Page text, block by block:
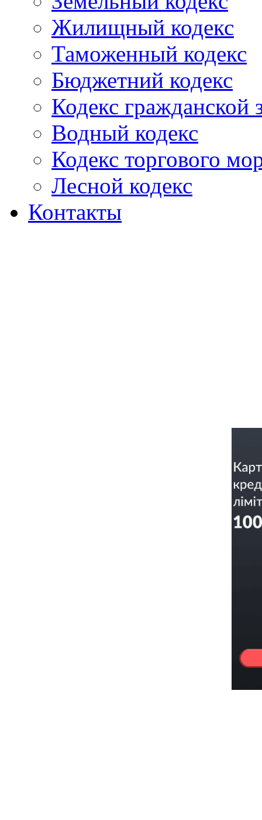
Жилищный кодекс
Таможенный кодекс
Бюджетний кодекс
Кодекс гражданской
Водный кодекс
Кодекс торгового
Лесной кодекс
Контакты